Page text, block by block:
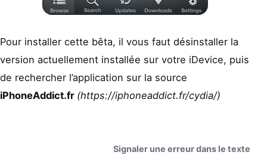
Pour installer cette bêta, il vous faut désinstaller la
version actuellement installée sur votre iDevice, puis
de rechercher l’application sur la source
iPhoneAddict.fr (https://iphoneaddict.fr/cydia/)
Signaler une erreur dans le texte